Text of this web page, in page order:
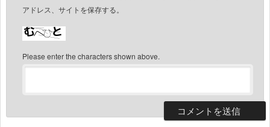
アドレス、サイトを保存する。
Please enter the characters shown above.